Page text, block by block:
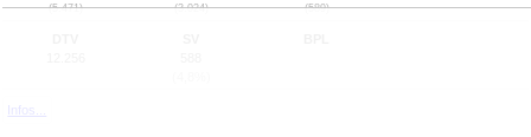
(5.471) (3.024) (589)
Infos...